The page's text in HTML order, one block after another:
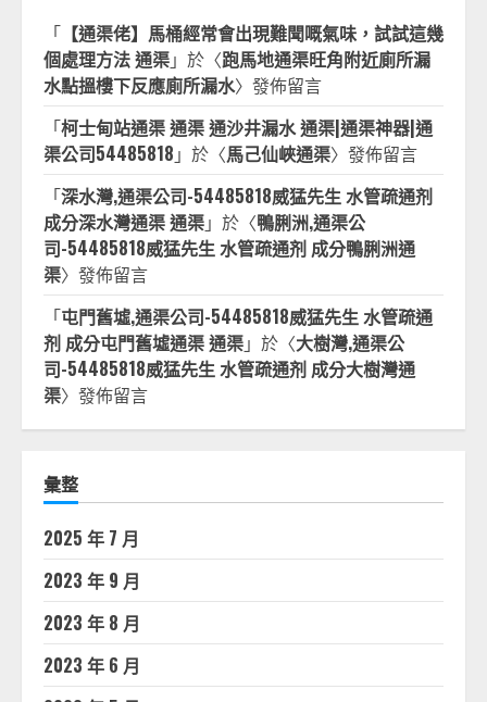
「 【通渠佬】馬桶經常會出現難聞嘅氣味，試試這幾
個處理方法 通渠」於〈跑馬地通渠旺角附近廁所漏
水點搵樓下反應廁所漏水〉發佈留言
「柯士甸站通渠 通渠 通沙井漏水 通渠|通渠神器|通
渠公司54485818 」於〈馬己仙峽通渠〉發佈留言
「深水灣,通渠公司-54485818威猛先生 水管疏通剂
成分深水灣通渠 通渠」於〈鴨脷洲,通渠公
司-54485818威猛先生 水管疏通剂 成分鴨脷洲通
渠〉發佈留言
「屯門舊墟,通渠公司-54485818威猛先生 水管疏通
剂 成分屯門舊墟通渠 通渠」於〈大樹灣,通渠公
司-54485818威猛先生 水管疏通剂 成分大樹灣通
渠〉發佈留言
彙整
2025 年 7 月
2023 年 9 月
2023 年 8 月
2023 年 6 月